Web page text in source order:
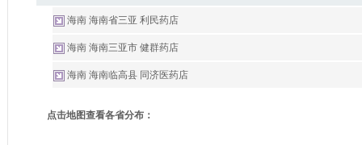
海南 海南省三亚 利民药店
海南 海南三亚市 健群药店
海南 海南临高县 同济医药店
点击地图查看各省分布：